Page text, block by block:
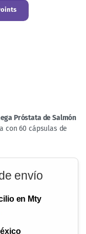
Próstata de Salmón
con 60 cápsulas de
envío
en Mty